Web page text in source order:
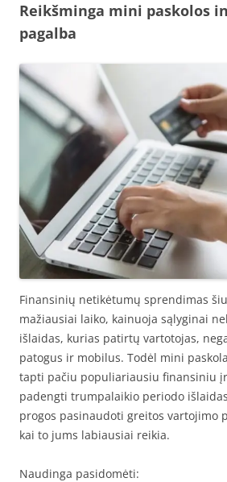
Reikšminga mini paskolos
pagalba
Finansinių netikėtumų sprendimas
mažiausiai laiko, kainuoja sąlyginai
išlaidas, kurias patirtų vartotojas,
patogus ir mobilus. Todėl mini
tapti pačiu populiariausiu finansiniu
padengti trumpalaikio periodo
progos pasinaudoti greitos vartojimo
kai to jums labiausiai reikia.
Naudinga pasidomėti: